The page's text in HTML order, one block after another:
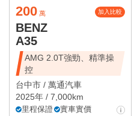
200 萬 加入比較
BENZ
A35
AMG 2.0T強勁、精準操
控
台中市 / 萬通汽車
2025年 / 7,000km
里程保證
實車實價